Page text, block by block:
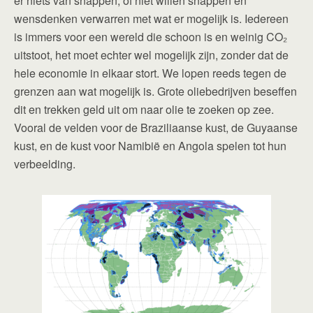
wensdenken verwarren met wat er mogelijk is. Iedereen
is immers voor een wereld die schoon is en weinig CO₂
uitstoot, het moet echter wel mogelijk zijn, zonder dat de
hele economie in elkaar stort. We lopen reeds tegen de
grenzen aan wat mogelijk is. Grote oliebedrijven beseffen
dit en trekken geld uit om naar olie te zoeken op zee.
Vooral de velden voor de Braziliaanse kust, de Guyaanse
kust, en de kust voor Namibië en Angola spelen tot hun
verbeelding.